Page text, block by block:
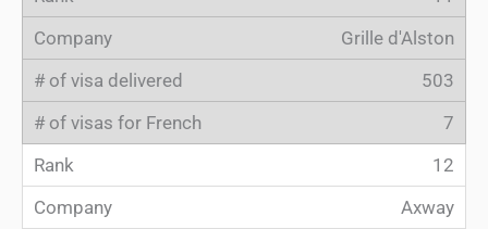
Grille d'Alston
503
7
12
Axway